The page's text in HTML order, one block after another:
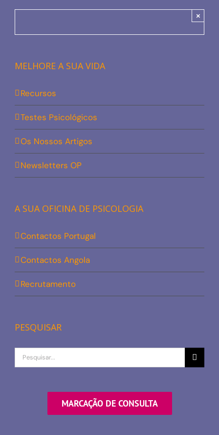
×
MELHORE A SUA VIDA
Recursos
Testes Psicológicos
Os Nossos Artigos
Newsletters OP
A SUA OFICINA DE PSICOLOGIA
Contactos Portugal
Contactos Angola
Recrutamento
PESQUISAR
Procurar
por
MARCAÇÃO DE CONSULTA